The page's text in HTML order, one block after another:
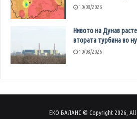
10/08/2026
Нивото на Дунав
втората турбина во
10/08/2026
ЕКО БАЛАНС © Copyright 2026, All